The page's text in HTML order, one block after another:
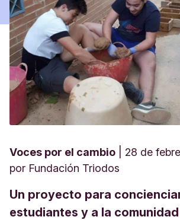
Voces por el cambio
28 de
por Fundación Triodos
Un proyecto para
estudiantes y a la